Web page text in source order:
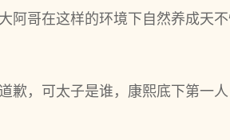
阿哥在这样的环境下自然养成天
歉，可太子是谁，康熙底下第一